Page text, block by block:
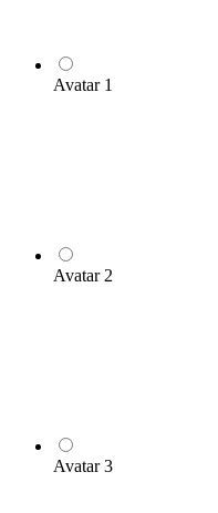
Avatar 1
Avatar 2
Avatar 3